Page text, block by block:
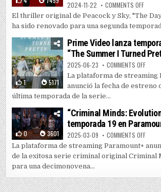
2024-11-22 COMMENTS OFFON EL
El thriller original de Peacock y Sky, "The
ha sido renovado para una segunda
1 5171
Prime Video lanza
“The Summer I Turned
2025-06-23 COMMENTS OFFON
La plataforma de streaming
anunció la fecha de estreno
última temporada de la serie...
0 3601
“Criminal Minds:
temporada 19 en
2025-03-09 COMMENTS OFFON
La plataforma de streaming Paramount+
de la exitosa serie criminal original Criminal
para una decimonovena...